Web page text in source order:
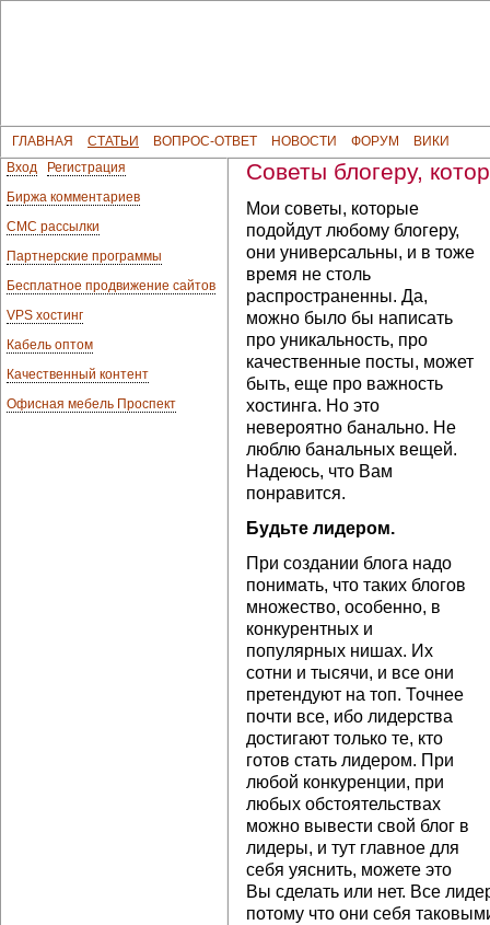
ГЛАВНАЯ СТАТЬИ ВОПРОС-ОТВЕТ НОВОСТИ ФОРУМ
ВИКИ
Вход
Регистрация
Биржа комментариев
СМС рассылки
Партнерские программы
Бесплатное продвижение сайтов
VPS хостинг
Кабель оптом
Качественный контент
Офисная мебель Проспект
Советы блогеру,
Мои советы, которые
подойдут любому блогеру,
они универсальны, и в тоже
время не столь
распространенны. Да,
можно было бы написать
про уникальность, про
качественные посты, может
быть, еще про важность
хостинга. Но это
невероятно банально. Не
люблю банальных вещей.
Надеюсь, что Вам
понравится.
Будьте лидером.
При создании блога надо
понимать, что таких блогов
множество, особенно, в
конкурентных и
популярных нишах. Их
сотни и тысячи, и все они
претендуют на топ. Точнее
почти все, ибо лидерства
достигают только те, кто
готов стать лидером. При
любой конкуренции, при
любых обстоятельствах
можно вывести свой блог в
лидеры, и тут главное для
себя уяснить, можете это
Вы сделать или нет. Все
потому что они себя